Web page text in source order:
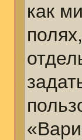
как